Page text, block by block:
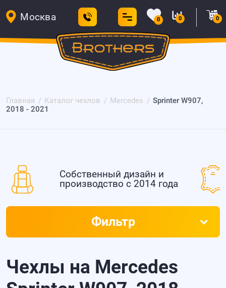
Москва 0 0 0
Главная Каталог чехлов Mercedes
Sprinter W907,
2018 - 2021
Собственный дизайн и
производство с 2014 года
Чехлы на Mercedes
Фильтр